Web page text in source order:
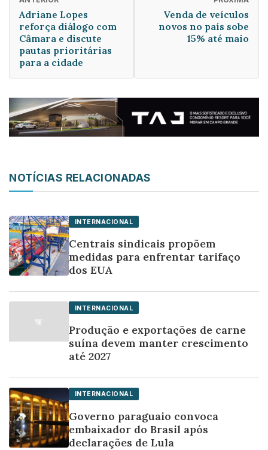
Adriane Lopes
reforça diálogo com
Câmara e discute
pautas prioritárias
para a cidade
Venda de veículos
novos no país sobe
15% até maio
NOTÍCIAS RELACIONADAS
INTERNACIONAL
Centrais sindicais propõem
medidas para enfrentar tarifaço
dos EUA
INTERNACIONAL
Produção e exportações de carne
suína devem manter crescimento
até 2027
INTERNACIONAL
Governo paraguaio convoca
embaixador do Brasil após
declarações de Lula